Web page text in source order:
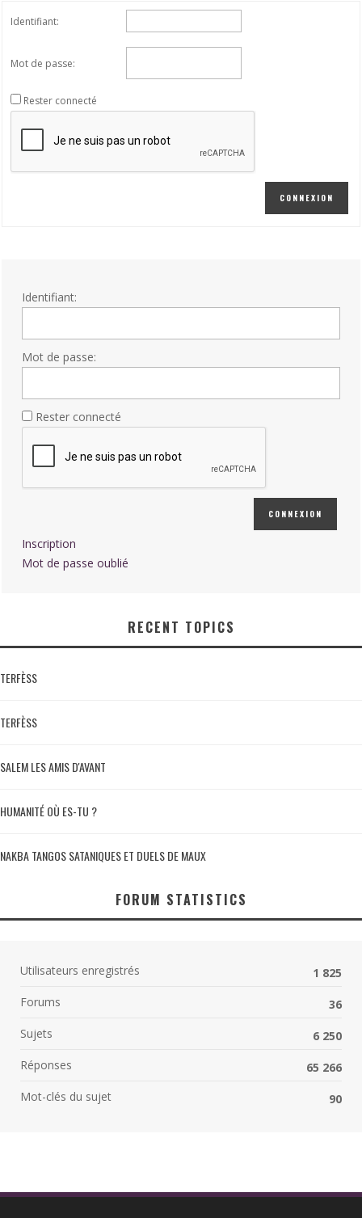
Identifiant:
Mot de passe:
Rester connecté
CONNEXION
Identifiant:
Mot de passe:
Rester connecté
CONNEXION
Inscription
Mot de passe oublié
RECENT TOPICS
TERFÈSS
TERFÈSS
SALEM LES AMIS D'AVANT
HUMANITÉ OÙ ES-TU ?
NAKBA TANGOS SATANIQUES ET DUELS DE MAUX
FORUM STATISTICS
Utilisateurs enregistrés
1 825
Forums
36
Sujets
6 250
Réponses
65 266
Mot-clés du sujet
90